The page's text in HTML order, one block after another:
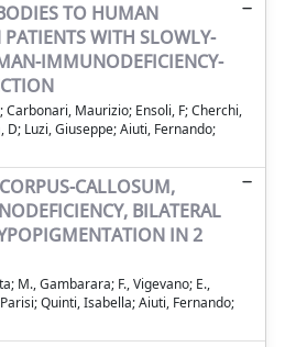
TO HUMAN
PATIENTS WITH SLOWLY-
IMMUNODEFICIENCY-
Carbonari, Maurizio; Ensoli, F; Cherchi,
D; Luzi, Giuseppe; Aiuti, Fernando;
CALLOSUM,
BILATERAL
IN 2
M., Gambarara; F., Vigevano; E.,
Quinti, Isabella; Aiuti, Fernando;